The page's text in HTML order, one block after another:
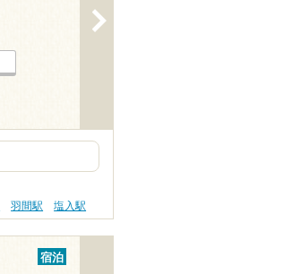
羽間駅 塩入駅
宿泊